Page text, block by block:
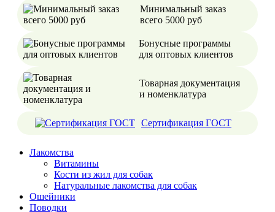
Минимальный заказ
всего 5000 руб
Бонусные программы
для оптовых клиентов
Товарная документация
и номенклатура
Сертификация ГОСТ
Лакомства
Витамины
Кости из жил для собак
Натуральные лакомства для собак
Ошейники
Поводки